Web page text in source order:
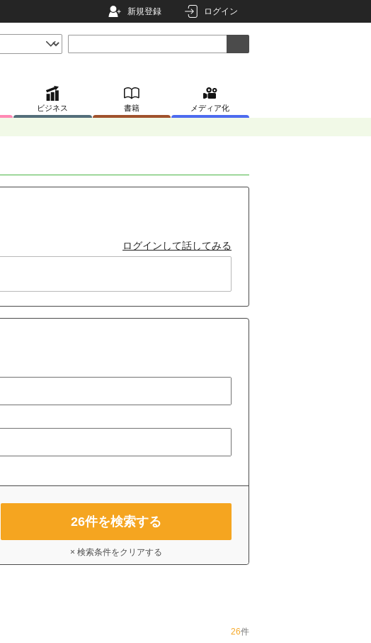
新規登録 ログイン
ビジネス 書籍 メディア化
ログインして話してみる
26件を検索する
× 検索条件をクリアする
26件